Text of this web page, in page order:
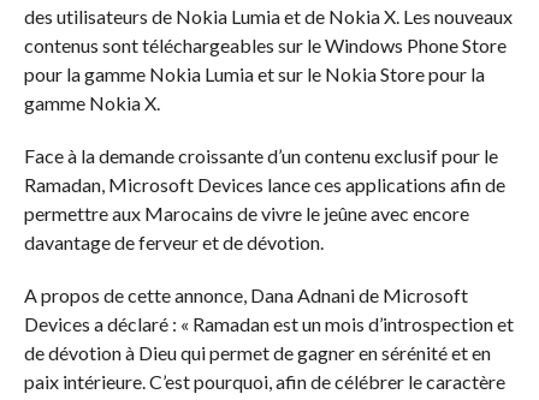
des utilisateurs de Nokia Lumia et de Nokia X. Les nouveaux
contenus sont téléchargeables sur le Windows Phone Store
pour la gamme Nokia Lumia et sur le Nokia Store pour la
gamme Nokia X.
Face à la demande croissante d’un contenu exclusif pour le
Ramadan, Microsoft Devices lance ces applications afin de
permettre aux Marocains de vivre le jeûne avec encore
davantage de ferveur et de dévotion.
A propos de cette annonce, Dana Adnani de Microsoft
Devices a déclaré : « Ramadan est un mois d’introspection et
de dévotion à Dieu qui permet de gagner en sérénité et en
paix intérieure. C’est pourquoi, afin de célébrer le caractère